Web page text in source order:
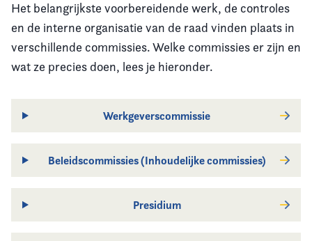
Vereniging
Het belangrijkste voorbereidende werk, de controles
en de interne organisatie van de raad vinden plaats in
verschillende commissies. Welke commissies er zijn en
wat ze precies doen, lees je hieronder.
Werkgeverscommissie
Beleidscommissies (Inhoudelijke commissies)
Presidium